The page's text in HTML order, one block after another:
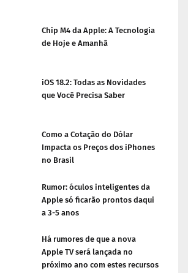
Chip M4 da Apple: A Tecnologia
de Hoje e Amanhã
iOS 18.2: Todas as Novidades
que Você Precisa Saber
Como a Cotação do Dólar
Impacta os Preços dos iPhones
no Brasil
Rumor: óculos inteligentes da
Apple só ficarão prontos daqui
a 3-5 anos
Há rumores de que a nova
Apple TV será lançada no
próximo ano com estes recursos